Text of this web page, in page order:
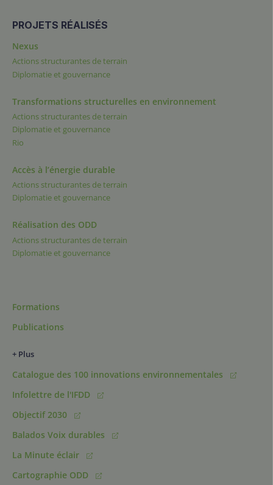
PROJETS RÉALISÉS
Nexus
Actions structurantes de terrain
Diplomatie et gouvernance
Transformations structurelles en environnement
Actions structurantes de terrain
Diplomatie et gouvernance
Rio
Accès à l’énergie durable
Actions structurantes de terrain
Diplomatie et gouvernance
Réalisation des ODD
Actions structurantes de terrain
Diplomatie et gouvernance
Formations
Publications
+ Plus
Catalogue des 100 innovations environnementales
Infolettre de l'IFDD
Objectif 2030
Balados Voix durables
La Minute éclair
Cartographie ODD